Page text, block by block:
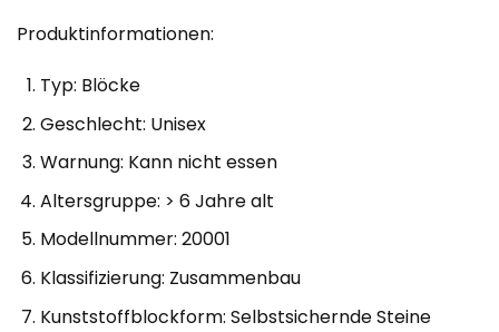
Produktinformationen:
Typ: Blöcke
Geschlecht: Unisex
Warnung: Kann nicht essen
Altersgruppe: > 6 Jahre alt
Modellnummer: 20001
Klassifizierung: Zusammenbau
Kunststoffblockform: Selbstsichernde Steine